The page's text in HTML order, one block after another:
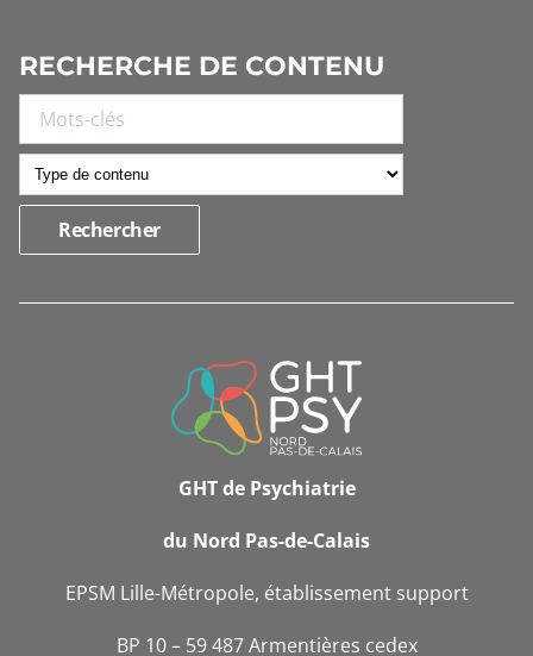
RECHERCHE DE CONTENU
INFORMATIONS
GHT de Psychiatrie
du Nord Pas-de-Calais
EPSM Lille-Métropole, établissement support
BP 10 – 59 487 Armentières cedex